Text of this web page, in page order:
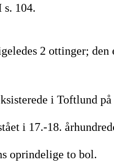
s. 104.
2 ottinger; den
i Toftlund
i 17.-18.
oprindelige to bol.